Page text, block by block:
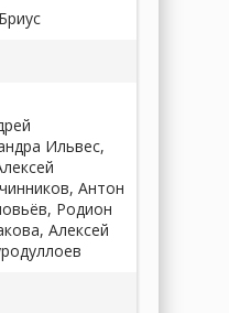
Ильвес,
Антон
Родион
Алексей